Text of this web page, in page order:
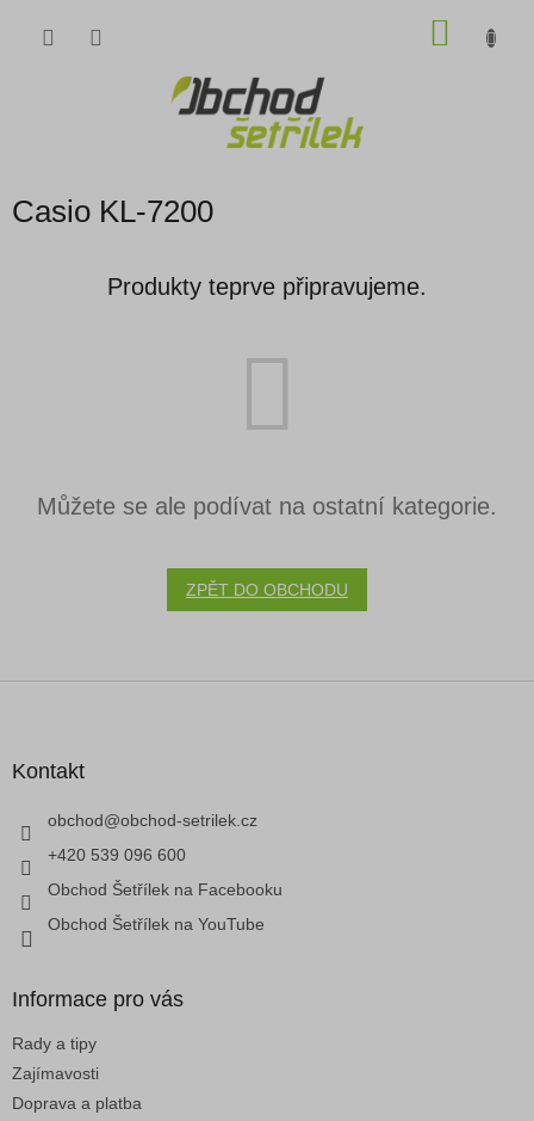
Casio KL-7200
Produkty teprve připravujeme.
Můžete se ale podívat na ostatní kategorie.
ZPĚT DO OBCHODU
Kontakt
obchod@obchod-setrilek.cz
+420 539 096 600
Obchod Šetřílek na Facebooku
Obchod Šetřílek na YouTube
Informace pro vás
Rady a tipy
Zajímavosti
Doprava a platba